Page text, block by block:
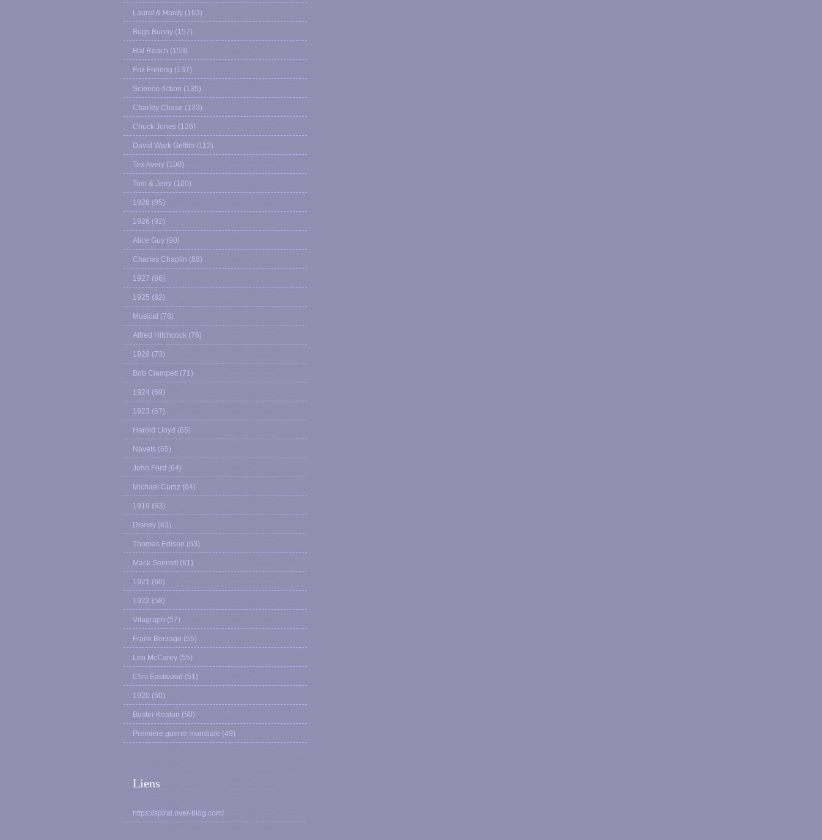
Laurel & Hardy (163)
Bugs Bunny (157)
Hal Roach (153)
Friz Freleng (137)
Science-fiction (135)
Charley Chase (133)
Chuck Jones (126)
David Wark Griffith (112)
Tex Avery (100)
Tom & Jerry (100)
1928 (95)
1926 (92)
Alice Guy (90)
Charles Chaplin (88)
1927 (86)
1925 (82)
Musical (78)
Alfred Hitchcock (76)
1929 (73)
Bob Clampett (71)
1924 (69)
1923 (67)
Harold Lloyd (65)
Navets (65)
John Ford (64)
Michael Curtiz (64)
1919 (63)
Disney (63)
Thomas Edison (63)
Mack Sennett (61)
1921 (60)
1922 (58)
Vitagraph (57)
Frank Borzage (55)
Leo McCarey (55)
Clint Eastwood (51)
1920 (50)
Buster Keaton (50)
Première guerre mondiale (49)
Liens
https://spiral.over-blog.com/